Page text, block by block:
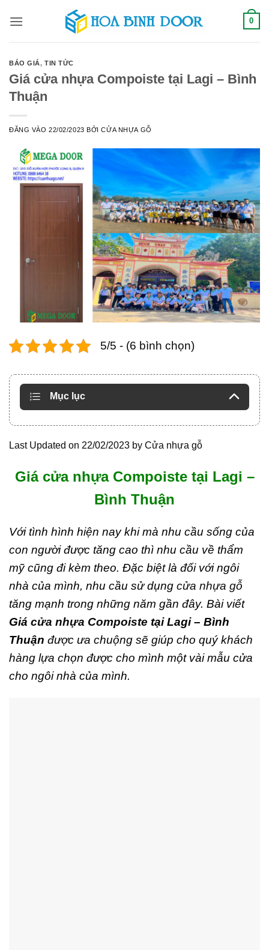
qua
0
BÁO GIÁ,TIN TỨC
Giá cửa nhựa Compoiste tại Lagi – Bình
Thuận
ĐĂNG VÀO22/02/2023 BỞICỬA NHỰA GỖ
5/5 - (6 bình chọn)
Mục lục
Last Updated on 22/02/2023 by Cửa nhựa gỗ
Giá cửa nhựa Compoiste tại Lagi –
Bình Thuận
Với tình hình hiện nay khi mà nhu cầu sống của
con người được tăng cao thì nhu cầu về thẩm
mỹ cũng đi kèm theo. Đặc biệt là đối với ngôi
nhà của mình, nhu cầu sử dụng cửa nhựa gỗ
tăng mạnh trong những năm gần đây. Bài viết
Giá cửa nhựa Compoiste tại Lagi – Bình
Thuận được ưa chuộng sẽ giúp cho quý khách
hàng lựa chọn được cho mình một vài mẫu cửa
cho ngôi nhà của mình.